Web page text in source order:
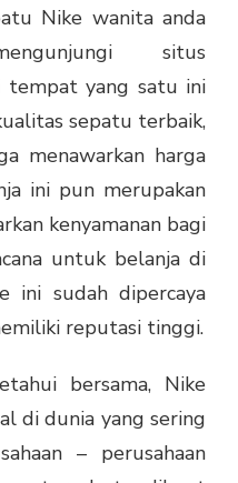
Nike wanita anda
situs
tempat yang satu ini
sepatu terbaik,
menawarkan harga
ini pun merupakan
kenyamanan bagi
untuk belanja di
ini sudah dipercaya
reputasi tinggi.
bersama, Nike
di dunia yang sering
– perusahaan